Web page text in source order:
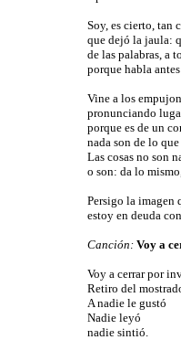
Soy, es cierto, tan
que dejó la jaula:
de las palabras, a
porque habla
Vine a los
pronunciando
porque es de un
nada son de lo
Las cosas no son
o son: da lo
Persigo la imagen
estoy en deuda
Canción: Voy a
Voy a cerrar por
Retiro del
A nadie le gustó
Nadie leyó
nadie sintió.